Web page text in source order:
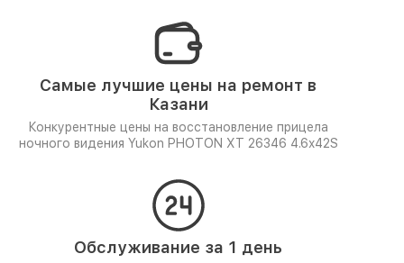
Самые лучшие цены на ремонт в
Казани
Конкурентные цены на восстановление прицела
ночного видения Yukon PHOTON XT 26346 4.6x42S
Обслуживание за 1 день